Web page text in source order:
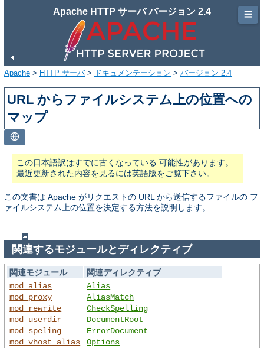
Apache HTTP サーバ バージョン 2.4
Apache > HTTP サーバ> ドキュメンテーション > バージョン 2.4
URL からファイルシステム上の位置への
マップ
この日本語訳はすでに古くなっている 可能性があります。
最近更新された内容を見るには英語版をご覧下さい。
この文書は Apache がリクエストの URL から送信するファイルの フ
ァイルシステム上の位置を決定する方法を説明します。
関連するモジュールとディレクティブ
関連モジュール
関連ディレクティブ
mod_alias
mod_proxy
mod_rewrite
mod_userdir
mod_speling
mod_vhost_alias
Alias
AliasMatch
CheckSpelling
DocumentRoot
ErrorDocument
Options
☰